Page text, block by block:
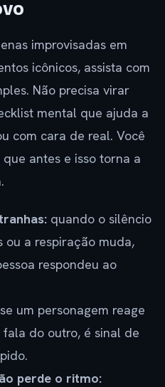
improvisadas em
icônicos, assista com
Não precisa virar
mental que ajuda a
com cara de real. Você
antes e isso torna a
quando o silêncio
ou a respiração muda,
respondeu ao
se um personagem reage
do outro, é sinal de
perde o ritmo: